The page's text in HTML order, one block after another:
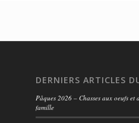
DERNIERS ARTICLES
Pâques 2026 – Chasses aux oeufs et
famille